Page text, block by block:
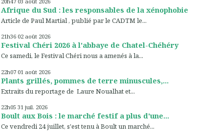
Afrique du Sud : les responsables de la xénophobie
Article de Paul Martial , publié par le CADTM le...
21h36 02 août 2026
Festival Chéri 2026 à l'abbaye de Chatel-Chéhéry
Ce samedi, le Festival Chéri nous a amenés à la...
22h07 01 août 2026
Plants grillés, pommes de terre minuscules,...
Extraits du reportage de Laure Noualhat et...
22h05 31 juil. 2026
Boult aux Bois : le marché festif a plus d'une...
Ce vendredi 24 juillet, s'est tenu à Boult un marché...